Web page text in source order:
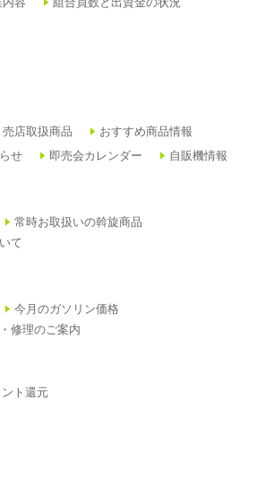
売店取扱商品
おすすめ商品情報
せ
即売会カレンダー 自販機情報
常時お取扱いの斡旋商品
て
今月のガソリン価格
修理のご案内
ト還元